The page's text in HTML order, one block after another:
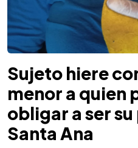
Sujeto hiere
menor a quien
obligar a ser
Santa Ana